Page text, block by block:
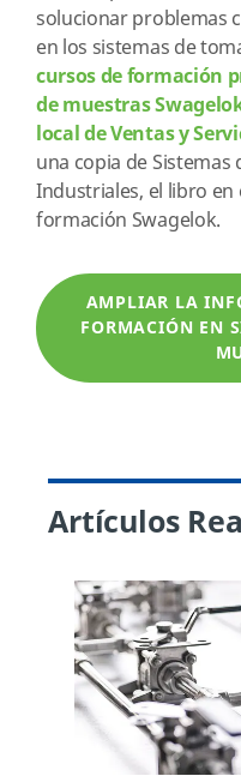
solucionar problemas
en los sistemas de
cursos de formación
de muestras
local de Ventas y
una copia de Sistemas
Industriales, el libro en
formación Swagelok.
AMPLIAR LA
FORMACIÓN EN
Artículos